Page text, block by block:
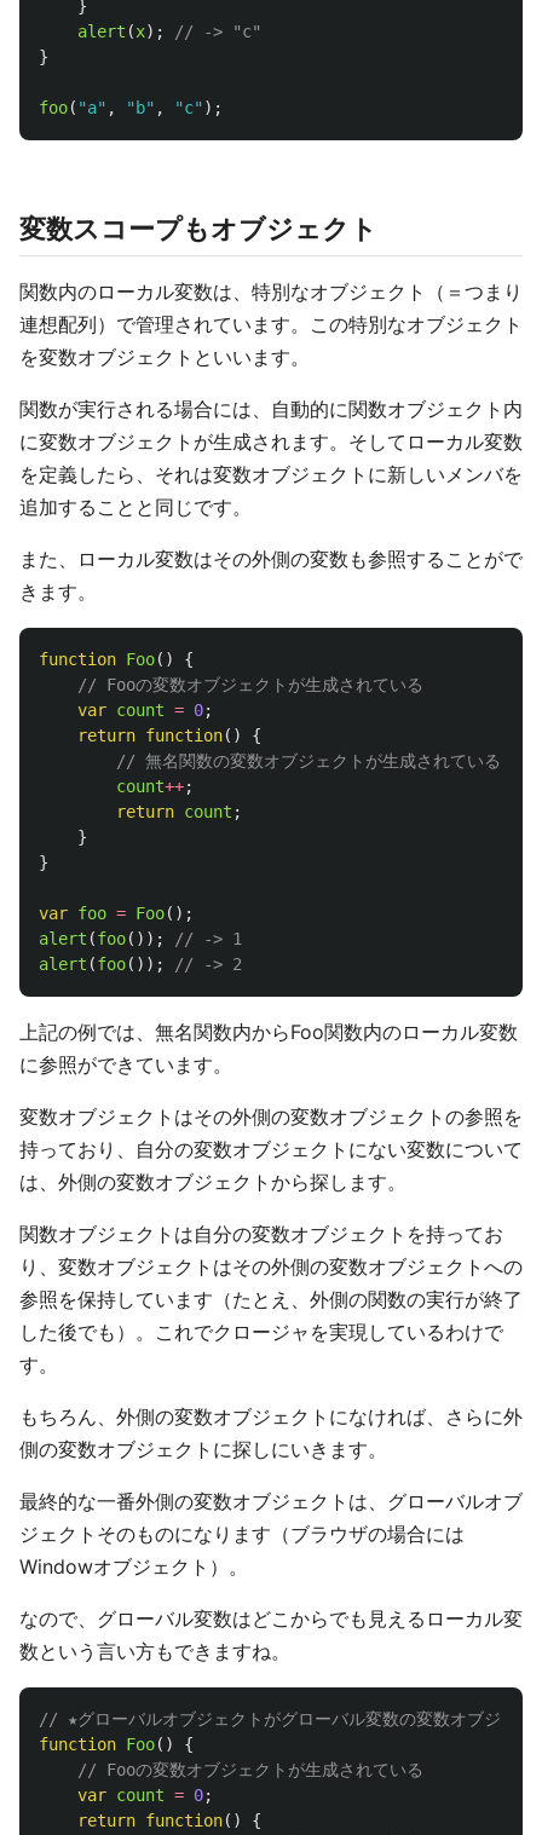
}
alert (x);
// -> "c"
}
foo( "a" , " b" , "c" );
変数スコープもオブジェクト
関数内のローカル変数は、特別なオブジェクト（＝つまり
連想配列）で管理されています。この特別なオブジェクト
を変数オブジェクトといいます。
関数が実行される場合には、自動的に関数オブジェクト内
に変数オブジェクトが生成されます。そしてローカル変数
を定義したら、それは変数オブジェクトに新しいメンバを
追加することと同じです。
また、ローカル変数はその外側の変数も参照することがで
きます。
function Foo()
{
// Fooの変数オブジェクトが生成されている
var count = 0;
return function()
{
// 無名関数の変数オブジェクトが生成されている
count++;
return count ;
}
}
var foo = Foo();
alert (foo());
// -> 1
alert (foo()); // -> 2
上記の例では、無名関数内からFoo関数内のローカル変数
に参照ができています。
変数オブジェクトはその外側の変数オブジェクトの参照を
持っており、自分の変数オブジェクトにない変数について
は、外側の変数オブジェクトから探します。
関数オブジェクトは自分の変数オブジェクトを持ってお
り、変数オブジェクトはその外側の変数オブジェクトへの
参照を保持しています（たとえ、外側の関数の実行が終了
した後でも）。これでクロージャを実現しているわけで
す。
もちろん、外側の変数オブジェクトになければ、さらに外
側の変数オブジェクトに探しにいきます。
最終的な一番外側の変数オブジェクトは、グローバルオブ
ジェクトそのものになります（ブラウザの場合には
Windowオブジェクト）。
なので、グローバル変数はどこからでも見えるローカル変
数という言い方もできますね。
// ★グローバルオブジェクトがグローバル変数の変数オブジェク
function Foo()
{
// Fooの変数オブジェクトが生成されている
var count = 0;
return function()
{